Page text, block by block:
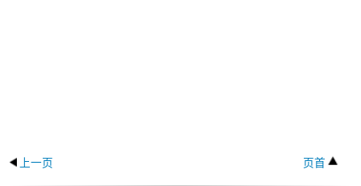
上一页 页首